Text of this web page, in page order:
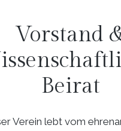
Vorstand
Beirat
Verein lebt vom